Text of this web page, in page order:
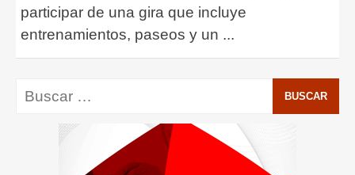
participar de una gira que incluye
entrenamientos, paseos y un ...
Buscar: